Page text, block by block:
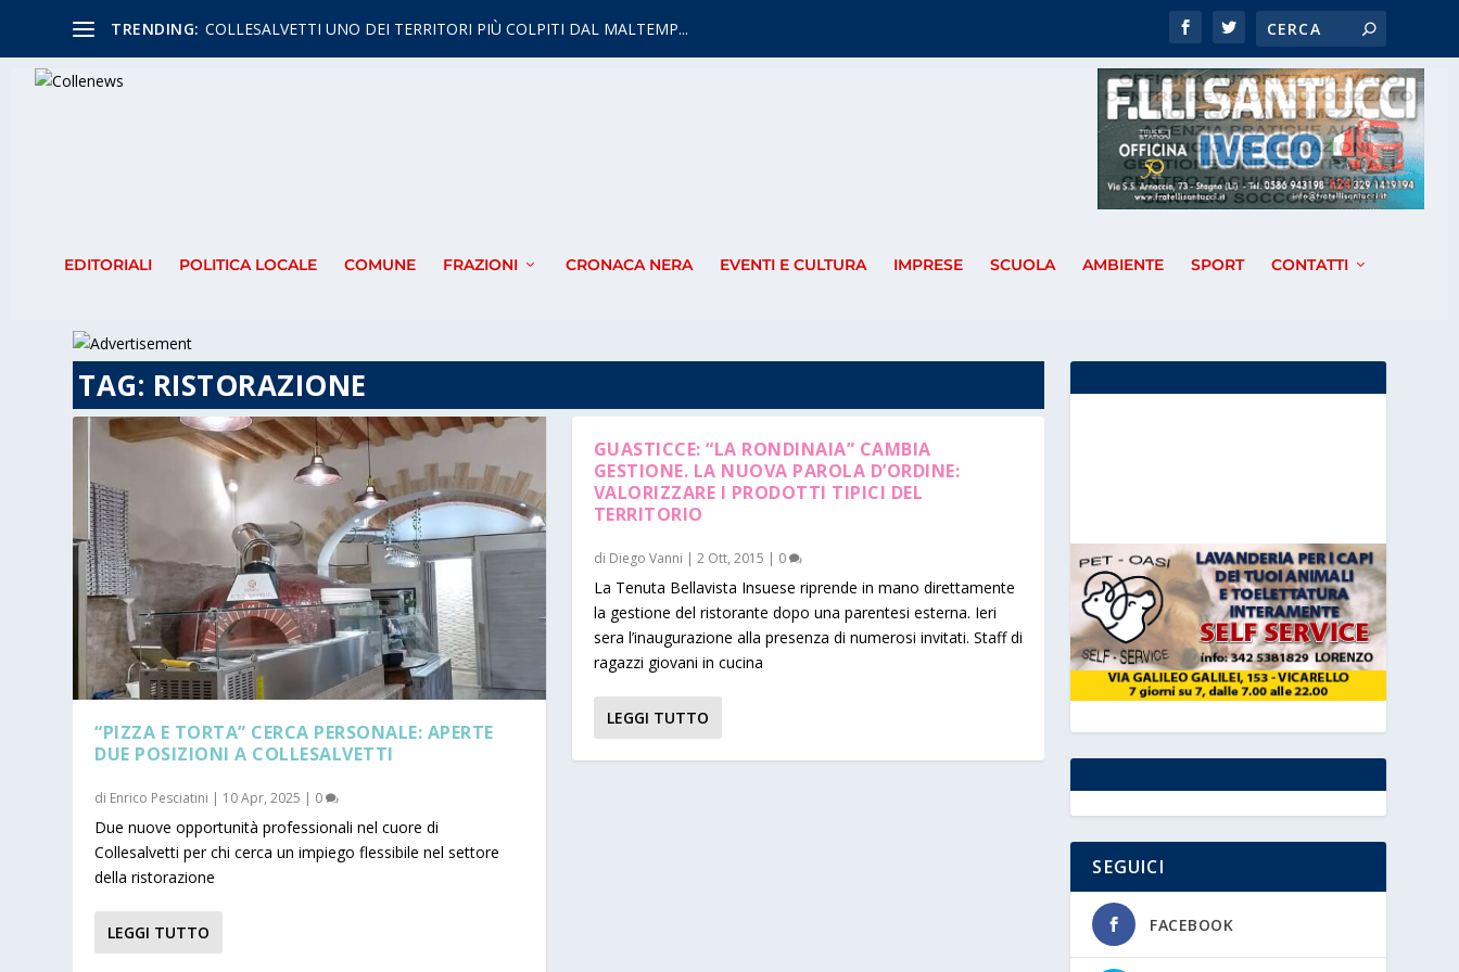
TRENDING: COLLESALVETTI UNO DEI TERRITORI PIÙ COLPITI DAL MALTEMP...
EDITORIALI POLITICA LOCALE COMUNE FRAZIONI CRONACA NERA EVENTI E CULTURA IMPRESE SCUOLA AMBIENTE SPORT CONTATTI
TAG: RISTORAZIONE
“PIZZA E TORTA” CERCA PERSONALE: APERTE
DUE POSIZIONI A COLLESALVETTI
di Enrico Pesciatini | 10 Apr, 2025 | 0
Due nuove opportunità professionali nel cuore di
Collesalvetti per chi cerca un impiego flessibile nel settore
della ristorazione
LEGGI TUTTO
GUASTICCE: “LA RONDINAIA” CAMBIA
GESTIONE. LA NUOVA PAROLA D’ORDINE:
VALORIZZARE I PRODOTTI TIPICI DEL
TERRITORIO
di Diego Vanni | 2 Ott, 2015 | 0
La Tenuta Bellavista Insuese riprende in mano direttamente
la gestione del ristorante dopo una parentesi esterna. Ieri
sera l’inaugurazione alla presenza di numerosi invitati. Staff di
ragazzi giovani in cucina
LEGGI TUTTO
SEGUICI
FACEBOOK